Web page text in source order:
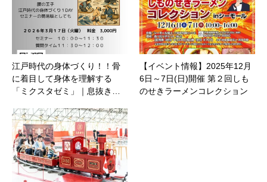
江戸時代の身体づくり！！骨
に着目して身体を理解する
「ミクスタゼミ」｜息抜き…
【イベント情報】2025年12月
6日～7日(日)開催 第２回しも
のせきラーメンコレクション